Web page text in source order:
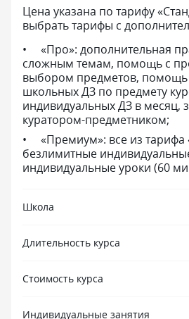
Цена указана по тарифу
выбрать тарифы с
«Про»: дополнительная
сложным темам, помощь с
выбором предметов,
школьных ДЗ по предмету
индивидуальных ДЗ в месяц,
куратором-предметником;
«Премиум»: все из тарифа
безлимитные
индивидуальные уроки (60
Школа
Длительность курса
Стоимость курса
Индивидуальные занятия